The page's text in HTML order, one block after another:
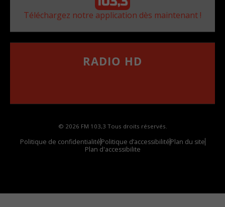
Téléchargez notre application dès maintenant !
RADIO HD
© 2026 FM 103,3 Tous droits réservés.
Politique de confidentialitéPolitique d’accessibilitéPlan du site
Plan d'accessibilite